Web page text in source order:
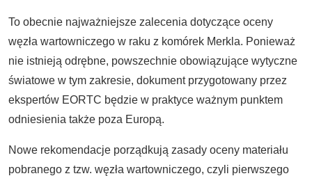
To obecnie najważniejsze zalecenia dotyczące oceny
węzła wartowniczego w raku z komórek Merkla. Ponieważ
nie istnieją odrębne, powszechnie obowiązujące wytyczne
światowe w tym zakresie, dokument przygotowany przez
ekspertów EORTC będzie w praktyce ważnym punktem
odniesienia także poza Europą.
Nowe rekomendacje porządkują zasady oceny materiału
pobranego z tzw. węzła wartowniczego, czyli pierwszego